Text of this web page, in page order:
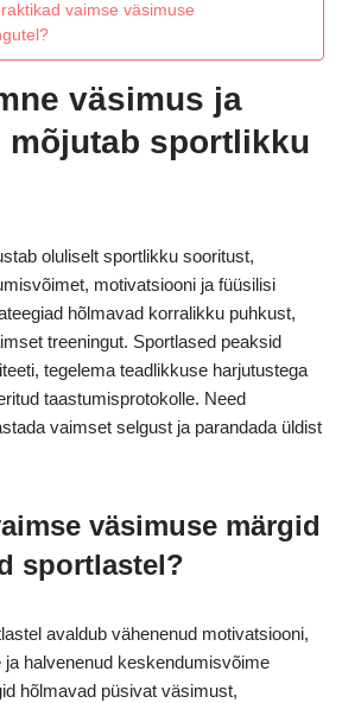
vaimse väsimuse
väsimus ja
mõjutab sportlikku
oluliselt sportlikku sooritust,
motivatsiooni ja füüsilisi
hõlmavad korralikku puhkust,
treeningut. Sportlased peaksid
tegelema teadlikkuse harjutustega
taastumisprotokolle. Need
vaimset selgust ja parandada üldist
väsimuse märgid
sportlastel?
avaldub vähenenud motivatsiooni,
halvenenud keskendumisvõime
hõlmavad püsivat väsimust,